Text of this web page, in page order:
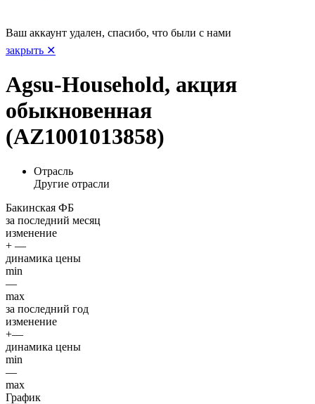
Ваш аккаунт удален, спасибо, что были с нами
закрыть ✕
Agsu-Household, акция
обыкновенная
(AZ1001013858)
Отрасль
Другие отрасли
Бакинская ФБ
за последний месяц
изменение
+ —
динамика цены
min
—
max
за последний год
изменение
+—
динамика цены
min
—
max
График